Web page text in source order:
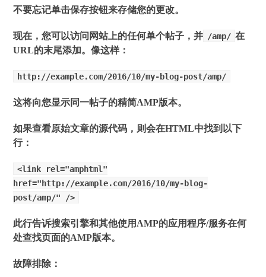
不要忘记单击保存按钮来存储您的更改。
现在，您可以访问网站上的任何单个帖子，并 /amp/ 在
URL的末尾添加。像这样：
http://example.com/2016/10/my-blog-post/amp/
这将向您显示同一帖子的精简AMP版本。
如果查看原始文章的源代码，则会在HTML中找到以下
行：
<link rel="amphtml"
href="http://example.com/2016/10/my-blog-
post/amp/" />
此行告诉搜索引擎和其他使用AMP的应用程序/服务在何
处查找页面的AMP版本。
故障排除：